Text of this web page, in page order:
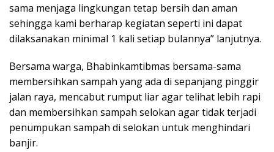
sama menjaga lingkungan tetap bersih dan aman
sehingga kami berharap kegiatan seperti ini dapat
dilaksanakan minimal 1 kali setiap bulannya” lanjutnya.
Bersama warga, Bhabinkamtibmas bersama-sama
membersihkan sampah yang ada di sepanjang pinggir
jalan raya, mencabut rumput liar agar telihat lebih rapi
dan membersihkan sampah selokan agar tidak terjadi
penumpukan sampah di selokan untuk menghindari
banjir.